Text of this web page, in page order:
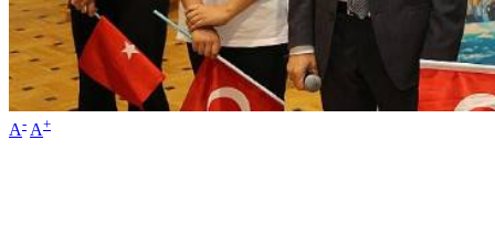
A- A+